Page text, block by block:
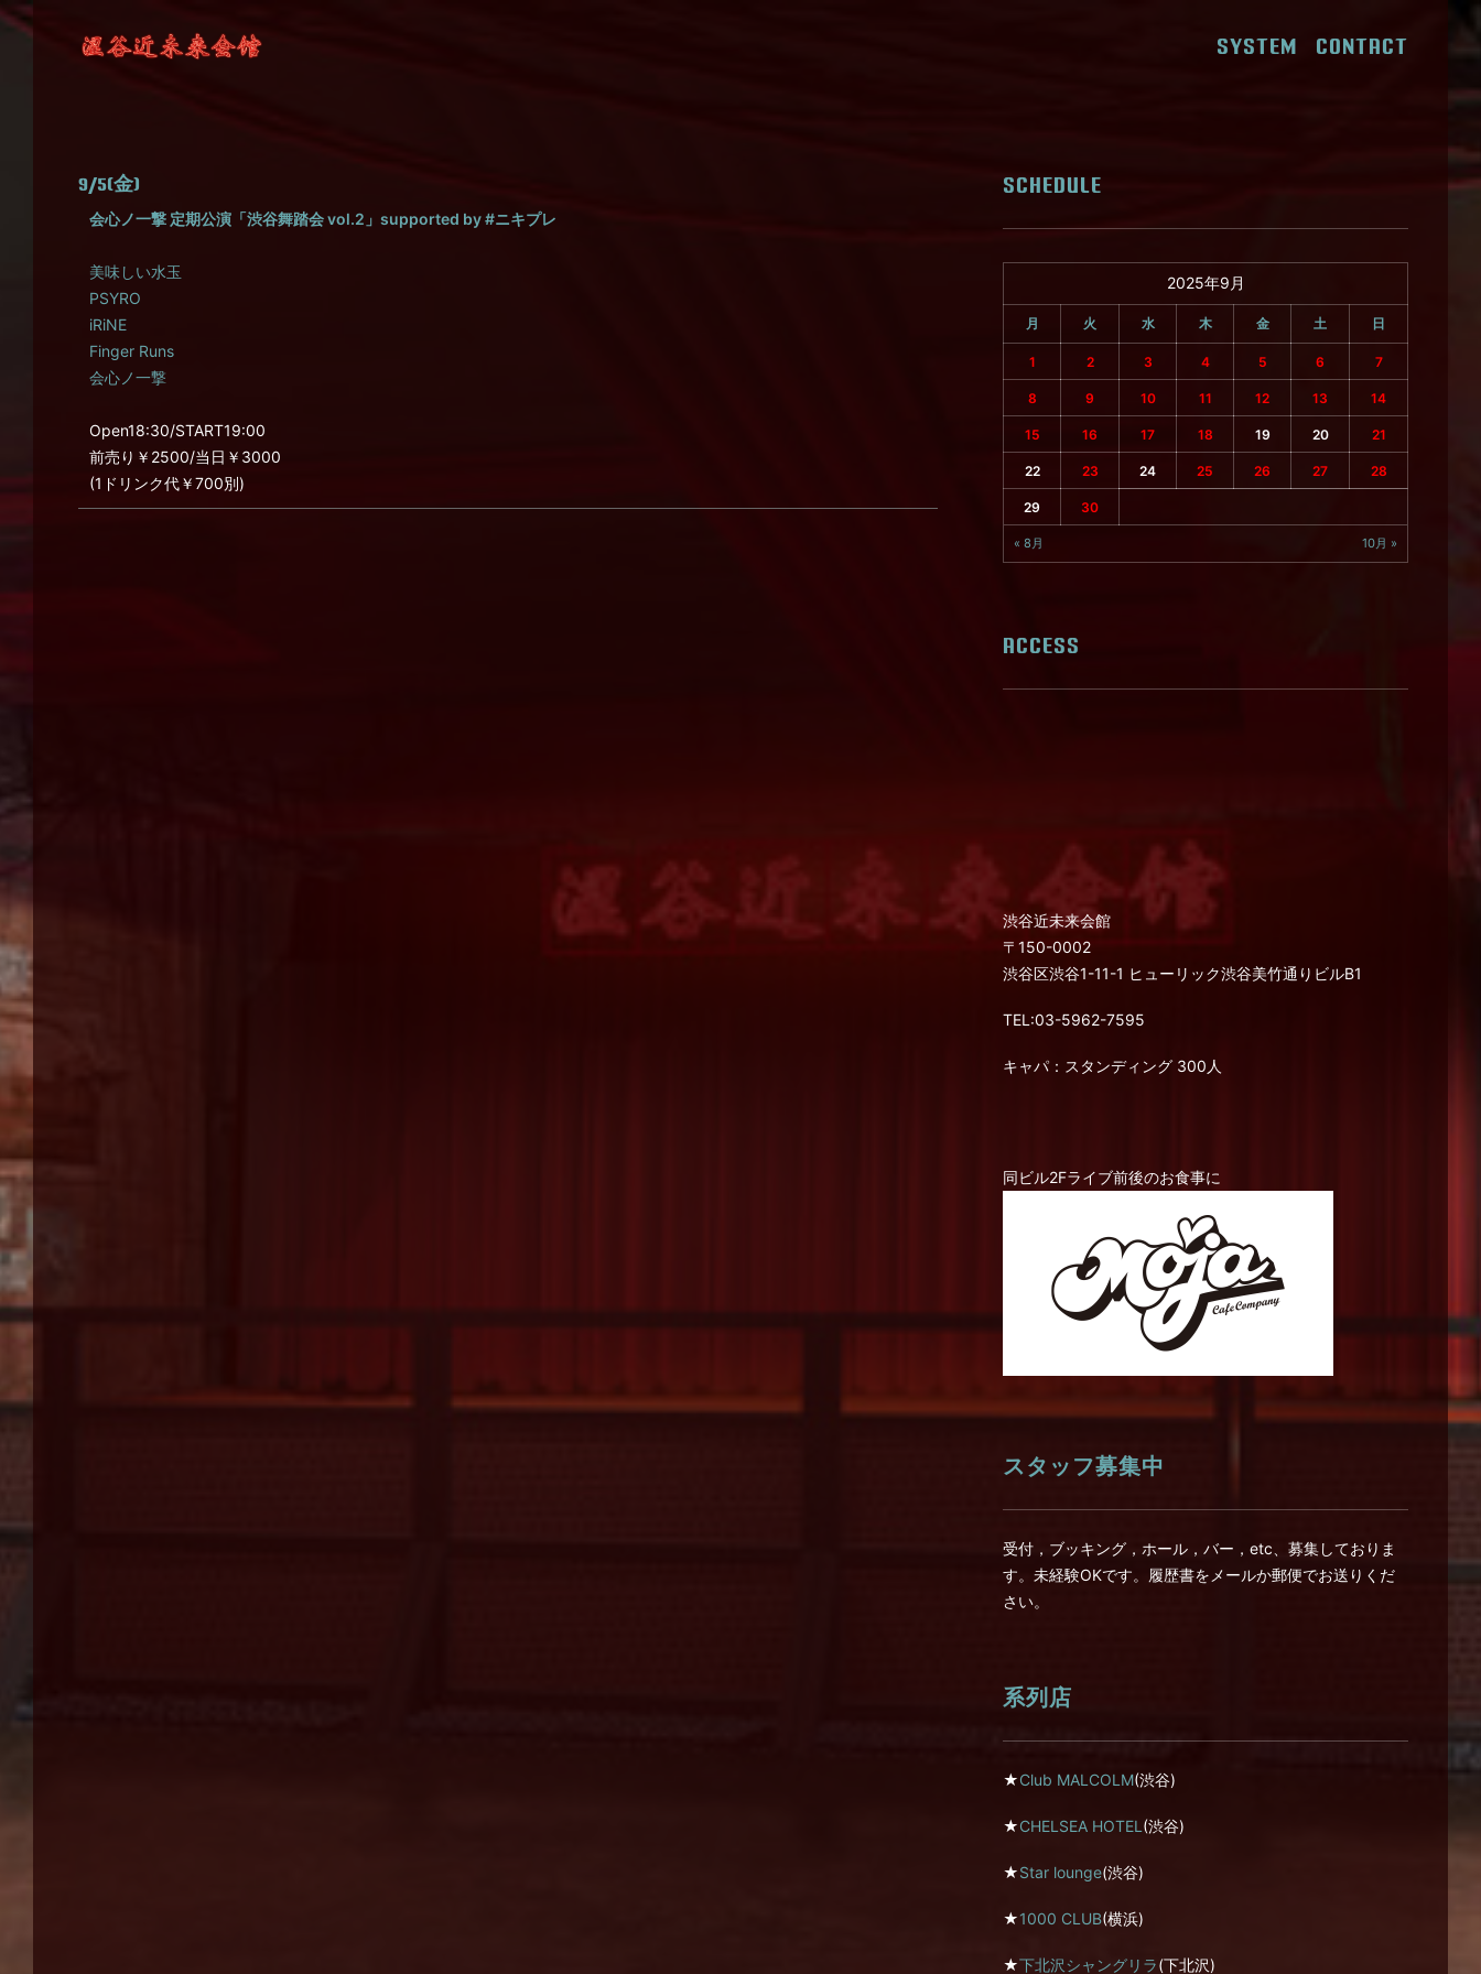
SYSTEM CONTACT
9/5(金)
会心ノ一撃 定期公演「渋谷舞踏会 vol.2」supported by #ニキプレ
美味しい水玉
PSYRO
iRiNE
Finger Runs
会心ノ一撃
Open18:30/START19:00
前売り￥2500/当日￥3000
(1ドリンク代￥700別)
SCHEDULE
2025年9月
月 火 水 木 金 土 日
1 2 3 4 5 6 7
8 9 10 11 12 13 14
15 16 17 18 19 20 21
22 23 24 25 26 27 28
29 30
« 8月 10月 »
ACCESS
渋谷近未来会館
〒150-0002
渋谷区渋谷1-11-1 ヒューリック渋谷美竹通りビルB1
TEL:03-5962-7595
キャパ：スタンディング 300人
同ビル2Fライブ前後のお食事に
スタッフ募集中
受付，ブッキング，ホール，バー，etc、募集しておりま
す。未経験OKです。履歴書をメールか郵便でお送りくだ
さい。
系列店
★Club MALCOLM(渋谷)
★CHELSEA HOTEL (渋谷)
★Star lounge(渋谷)
★1000 CLUB(横浜)
★下北沢シャングリラ(下北沢)